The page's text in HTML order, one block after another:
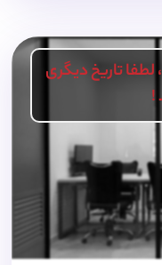
تاریخ دیگری
!